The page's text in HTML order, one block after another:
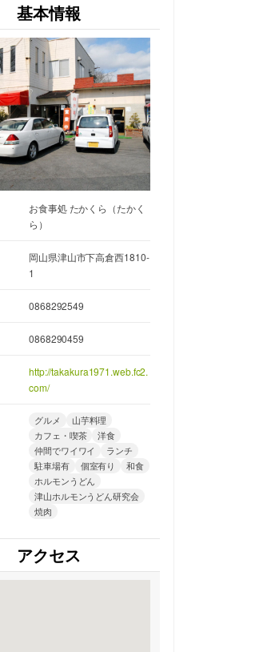
基本情報
お食事処 たかくら（たかく
ら）
岡山県津山市下高倉西1810-
1
0868292549
0868290459
http://takakura1971.web.fc2.
com/
グルメ
山芋料理
カフェ・喫茶
洋食
仲間でワイワイ
ランチ
駐車場有
個室有り
和食
ホルモンうどん
津山ホルモンうどん研究会
焼肉
アクセス